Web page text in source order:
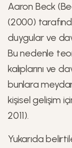
Aaron Beck
(2000)
duygular ve
Bu nedenle
kalıplarını ve
bunlara
kişisel gelişim
2011).
Yukarıda